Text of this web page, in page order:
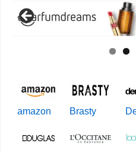
amazon Brasty